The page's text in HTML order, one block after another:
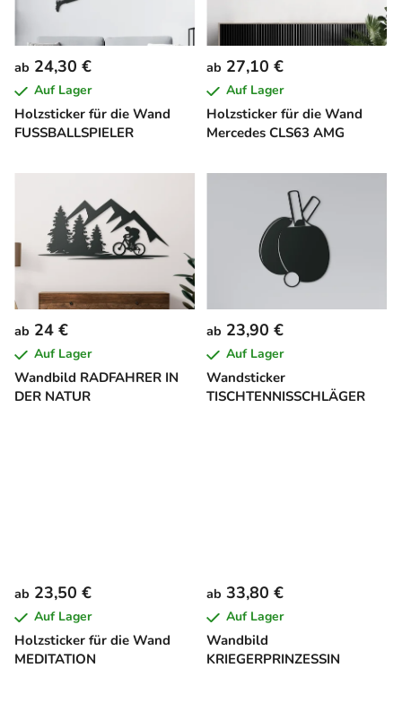
Holzsticker für die Wand
FUSSBALLSPIELER
ab 24,30 €
Auf Lager
Holzsticker für die Wand
Mercedes CLS63 AMG
ab 27,10 €
Auf Lager
Wandbild RADFAHRER IN
DER NATUR
ab 24 €
Auf Lager
Wandsticker
TISCHTENNISSCHLÄGER
ab 23,90 €
Auf Lager
Holzsticker für die Wand
MEDITATION
ab 23,50 €
Auf Lager
Wandbild
KRIEGERPRINZESSIN
ab 33,80 €
Auf Lager